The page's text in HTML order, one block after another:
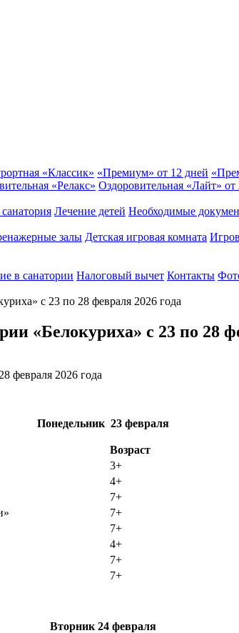
«Классик» «Премиум» от 12 дней
«Релакс» Оздоровительная «Лайт» от
Лечение детей Необходимые
залы Детская игровая комната
в санатории Налоговый вычет Контакты
с 23 по 28 февраля 2026 года
«Белокуриха» с 23 по 28
Понедельник23 февраля
Возраст
3+
4+
7+
7+
7+
4+
7+
7+
Вторник24 февраля